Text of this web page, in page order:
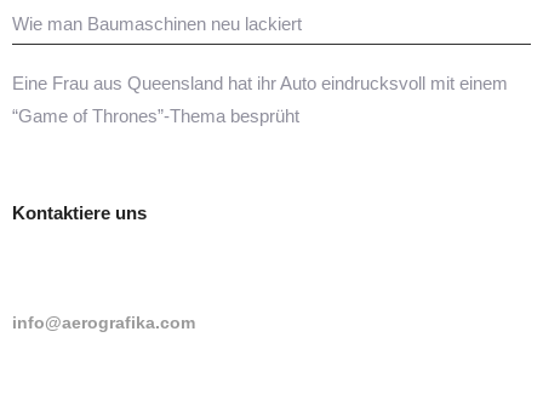
Wie man Baumaschinen neu lackiert
Eine Frau aus Queensland hat ihr Auto eindrucksvoll mit einem
“Game of Thrones”-Thema besprüht
Kontaktiere uns
info@aerografika.com